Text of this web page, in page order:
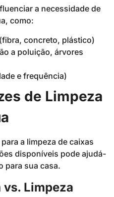
a necessidade de
como:
concreto, plástico)
a poluição, árvores
e frequência)
de Limpeza
a limpeza de caixas
disponíveis pode ajudá-
para sua casa.
Limpeza